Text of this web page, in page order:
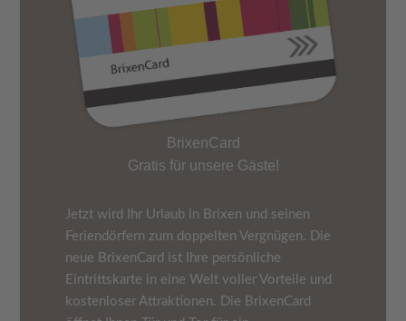
BrixenCard
Gratis für unsere Gäste!
Jetzt wird Ihr Urlaub in Brixen und seinen
Feriendörfern zum doppelten Vergnügen. Die
neue BrixenCard ist Ihre persönliche
Eintrittskarte in eine Welt voller Vorteile und
kostenloser Attraktionen. Die BrixenCard